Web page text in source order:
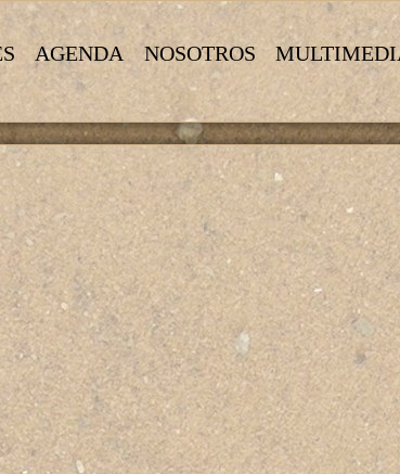
AGENDA NOSOTROS